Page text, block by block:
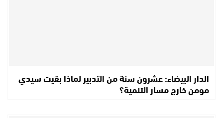
الدار البيضاء: عشرون سنة من التدبير لماذا بقيت سيدي
مومن خارج مسار التنمية؟